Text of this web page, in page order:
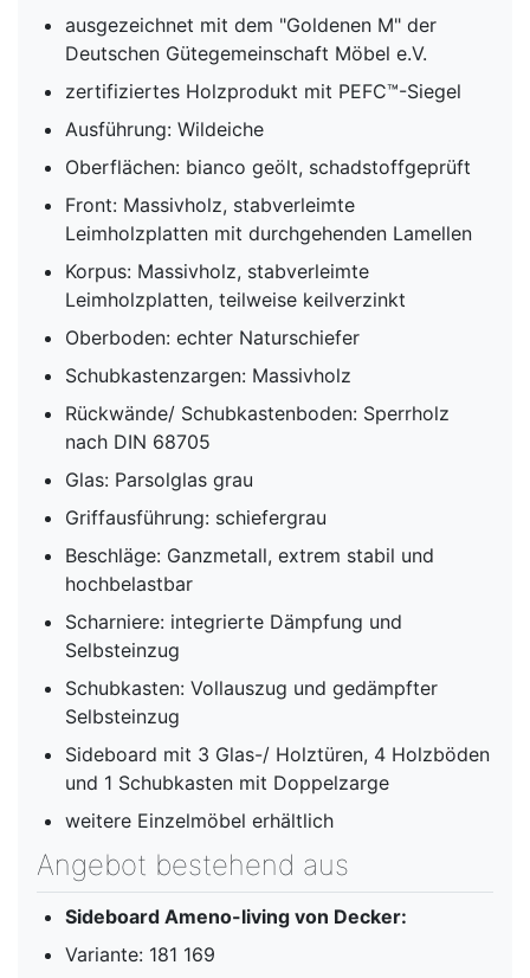
ausgezeichnet mit dem "Goldenen M" der
Deutschen Gütegemeinschaft Möbel e.V.
zertifiziertes Holzprodukt mit PEFC™-Siegel
Ausführung: Wildeiche
Oberflächen: bianco geölt, schadstoffgeprüft
Front: Massivholz, stabverleimte
Leimholzplatten mit durchgehenden Lamellen
Korpus: Massivholz, stabverleimte
Leimholzplatten, teilweise keilverzinkt
Oberboden: echter Naturschiefer
Schubkastenzargen: Massivholz
Rückwände/ Schubkastenboden: Sperrholz
nach DIN 68705
Glas: Parsolglas grau
Griffausführung: schiefergrau
Beschläge: Ganzmetall, extrem stabil und
hochbelastbar
Scharniere: integrierte Dämpfung und
Selbsteinzug
Schubkasten: Vollauszug und gedämpfter
Selbsteinzug
Sideboard mit 3 Glas-/ Holztüren, 4 Holzböden
und 1 Schubkasten mit Doppelzarge
weitere Einzelmöbel erhältlich
Angebot bestehend aus
Sideboard Ameno-living von Decker:
Variante: 181 169